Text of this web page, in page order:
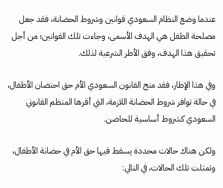
عندما وضع النظام السعودي قوانين وشروط الحضانة، فقد جعل
مصلحة الطفل هي الهدف الأسمى، وجاءت تلك القوانين؛ من أجل
تحقيق هذا الهدف، وفق الأطر الشرعية لذلك.
وفي هذا الإطار، فقد منح القانون السعودي الأم حق احتضان الأطفال،
في حالة توافر شروط الحضانة اللازمة، التي أقرها المنظم القانوني
السعودي كشروط أساسية للحاضن.
ولكن هناك حالات محددة يسقط فيها حق الأم في حضانة الأطفال،
وتمثلت تلك الحالات، في التالي: